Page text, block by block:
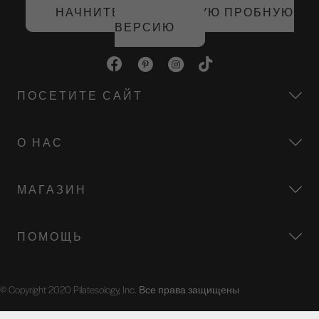
НАЧНИТЕ БЕСПЛАТНУЮ ПРОБНУЮ
ВЕРСИЮ
ПОСЕТИТЕ САЙТ
О НАС
МАГАЗИН
ПОМОЩЬ
© Copyright 2020 Pilatesology, Inc. Все права защищены